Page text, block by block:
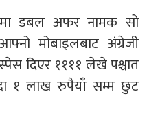
डबल अफर नामक सो
मोबाइलबाट अंग्रेजी
दिएर ११११ लेखे पश्चात
१ लाख रुपैयाँ सम्म छुट